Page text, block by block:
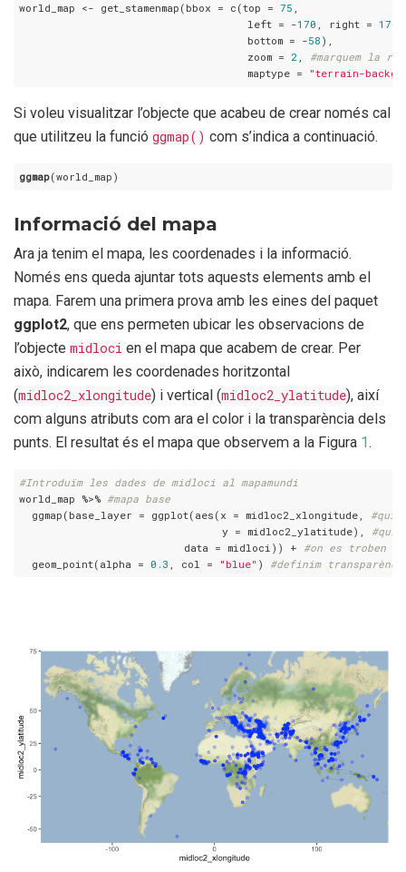
world_map <- get_stamenmap(bbox = c(top = 75 ,
                                    left = -
170 , right = 170
                                    bottom = -
58 ),
                                    zoom =
2, #marquem la
                                    maptype =
"terrain-
Si voleu visualitzar l’objecte que acabeu de crear només cal
que utilitzeu la funció ggmap() com s’indica a continuació.
ggmap(world_map)
Informació del mapa
Ara ja tenim el mapa, les coordenades i la informació.
Només ens queda ajuntar tots aquests elements amb el
mapa. Farem una primera prova amb les eines del paquet
ggplot2, que ens permeten ubicar les observacions de
l’objecte midloci en el mapa que acabem de crear. Per
això, indicarem les coordenades horitzontal
(midloc2_xlongitude) i vertical (midloc2_ylatitude), així
com alguns atributs com ara el color i la transparència dels
punts. El resultat és el mapa que observem a la Figura 1.
#Introduïm les dades de midloci al mapamundi
world_map %>% #mapa base
  ggmap(base_layer = ggplot(aes(x = midloc2_xlongitude,
                                y = midloc2_ylatitude),
                          data = midloci)) +
#on es troben
  geom_point(alpha =
0.3 , col = "blue" ) #definim